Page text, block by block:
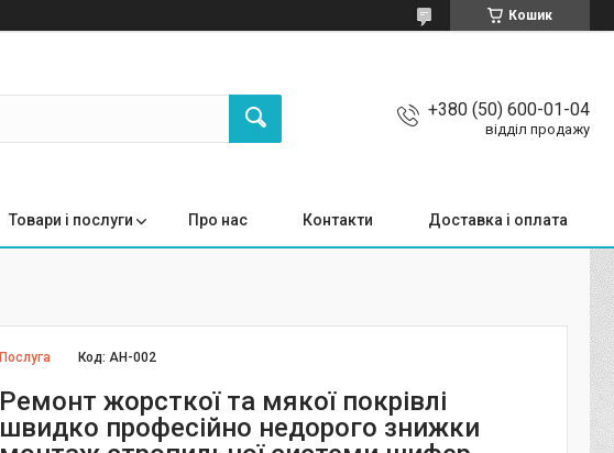
Кошик
+380 (50) 600-01-04
відділ продажу
Товари і послуги Про нас Контакти Доставка і оплата
Послуга Код:АН-002
Ремонт жорсткої та мякої покрівлі
швидко професійно недорого знижки